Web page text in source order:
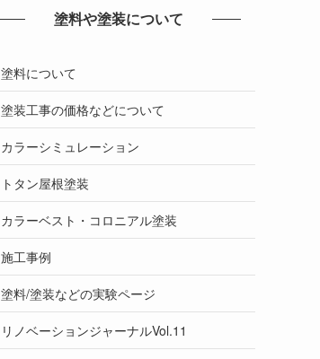
塗料や塗装について
塗料について
塗装工事の価格などについて
カラーシミュレーション
トタン屋根塗装
カラーベスト・コロニアル塗装
施工事例
塗料/塗装などの実験ページ
リノベーションジャーナルVol.11